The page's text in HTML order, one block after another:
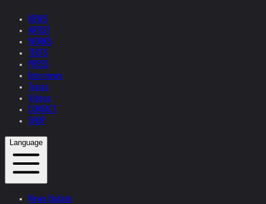
NEWS
ARTIST
WORKS
TEXTS
PRESS
Interviews
Topics
Videos
CONTACT
SHOP
Language
News Update